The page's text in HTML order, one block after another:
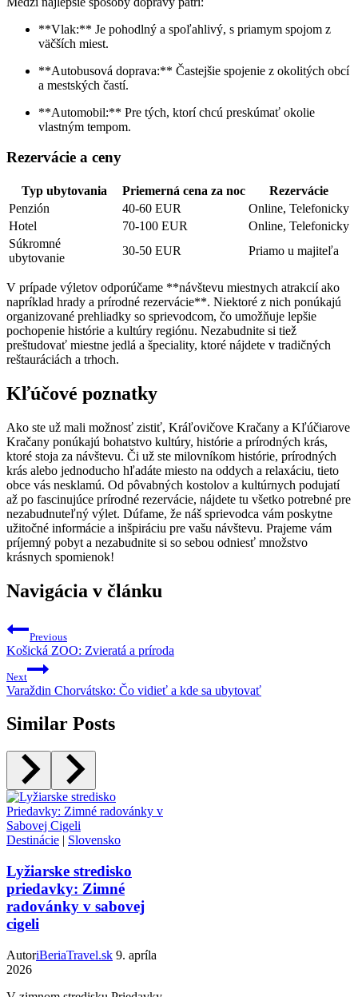
**Vlak:** Je pohodlný a spoľahlivý, s priamym spojom z
väčších miest.
**Autobusová doprava:** Častejšie spojenie z okolitých obcí
a mestských častí.
**Automobil:** Pre tých, ktorí chcú preskúmať okolie
vlastným tempom.
Rezervácie a ceny
Typ ubytovania Priemerná cena za noc
Rezervácie
Penzión
40-60 EUR
Online, Telefonicky
Hotel
70-100 EUR
Online, Telefonicky
Súkromné
ubytovanie
30-50 EUR Priamo u majiteľa
V prípade výletov odporúčame **návštevu miestnych atrakcií ako
napríklad hrady a prírodné rezervácie**. Niektoré z nich ponúkajú
organizované prehliadky so sprievodcom, čo umožňuje lepšie
pochopenie histórie a kultúry regiónu. Nezabudnite si tiež
preštudovať miestne jedlá a špeciality, ktoré nájdete v tradičných
reštauráciách a trhoch.
Kľúčové poznatky
Ako ste už mali možnosť zistiť, Kráľovičove Kračany a Kľúčiarove
Kračany ponúkajú bohatstvo kultúry, histórie a prírodných krás,
ktoré stoja za návštevu. Či už ste milovníkom histórie, prírodných
krás alebo jednoducho hľadáte miesto na oddych a relaxáciu, tieto
obce vás nesklamú. Od pôvabných kostolov a kultúrnych podujatí
až po fascinujúce prírodné rezervácie, nájdete tu všetko potrebné pre
nezabudnuteľný výlet. Dúfame, že náš sprievodca vám poskytne
užitočné informácie a inšpiráciu pre vašu návštevu. Prajeme vám
príjemný pobyt a nezabudnite si so sebou odniesť množstvo
krásnych spomienok!
Navigácia v článku
Previous
Košická ZOO: Zvieratá a príroda
Next
Varaždin Chorvátsko: Čo vidieť a kde sa ubytovať
Similar Posts
Destinácie | Slovensko
Lyžiarske stredisko
priedavky: Zimné
radovánky v sabovej
cigeli
AutoriBeriaTravel.sk 9. apríla
2026